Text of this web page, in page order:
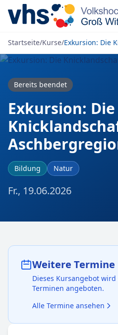
Zum Inhalt springen
Startseite/Kurse/
Bereits beendet
Exkursion: Die
Bildung Natur
Fr., 19.06.2026
Weitere Termine
Dieses Kursangebot
Terminen angeboten.
Alle Termine ansehen